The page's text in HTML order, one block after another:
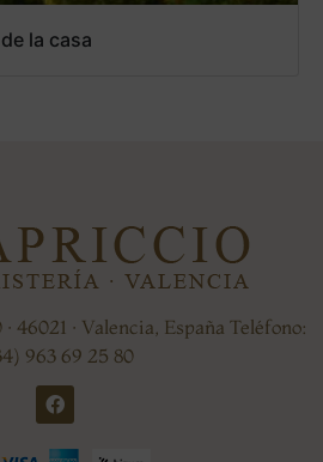
la casa
46021 · Valencia, España Teléfono:
963 69 25 80